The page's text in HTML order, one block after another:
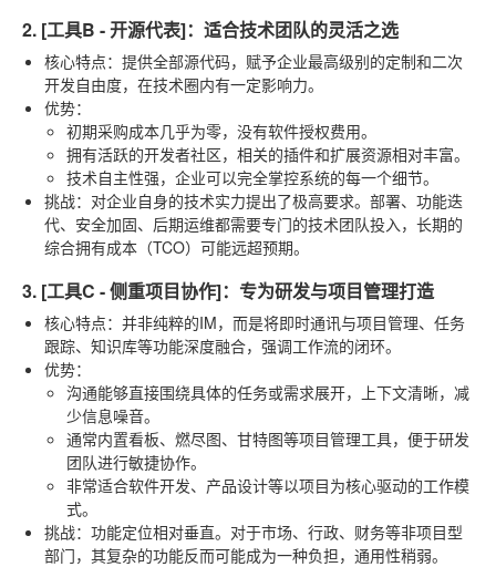
2. [工具B - 开源代表]：适合技术团队的灵活之选
核心特点：提供全部源代码，赋予企业最高级别的定制和二次
开发自由度，在技术圈内有一定影响力。
优势：
初期采购成本几乎为零，没有软件授权费用。
拥有活跃的开发者社区，相关的插件和扩展资源相对丰富。
技术自主性强，企业可以完全掌控系统的每一个细节。
挑战：对企业自身的技术实力提出了极高要求。部署、功能迭
代、安全加固、后期运维都需要专门的技术团队投入，长期的
综合拥有成本（TCO）可能远超预期。
3. [工具C - 侧重项目协作]：专为研发与项目管理打造
核心特点：并非纯粹的IM，而是将即时通讯与项目管理、任务
跟踪、知识库等功能深度融合，强调工作流的闭环。
优势：
沟通能够直接围绕具体的任务或需求展开，上下文清晰，减
少信息噪音。
通常内置看板、燃尽图、甘特图等项目管理工具，便于研发
团队进行敏捷协作。
非常适合软件开发、产品设计等以项目为核心驱动的工作模
式。
挑战：功能定位相对垂直。对于市场、行政、财务等非项目型
部门，其复杂的功能反而可能成为一种负担，通用性稍弱。